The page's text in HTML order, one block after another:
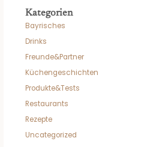
Kategorien
Bayrisches
Drinks
Freunde&Partner
Küchengeschichten
Produkte&Tests
Restaurants
Rezepte
Uncategorized